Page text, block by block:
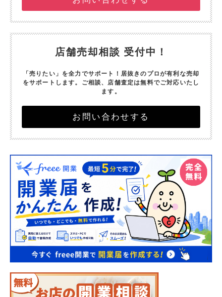
店舗売却相談 受付中！
「売りたい」を全力でサポート！ 居抜きのプロが有利な売却
をサポートします。 ご相談、店舗査定は無料でご対応いたし
ます。
お問い合わせする